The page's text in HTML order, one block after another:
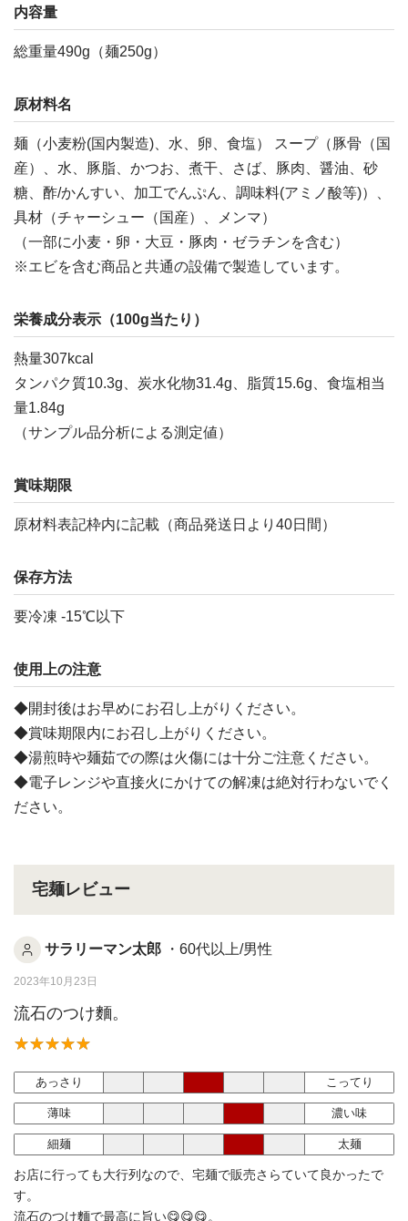
内容量
総重量490g（麺250g）
原材料名
麺（小麦粉(国内製造)、水、卵、食塩） スープ（豚骨（国
産）、水、豚脂、かつお、煮干、さば、豚肉、醤油、砂
糖、酢/かんすい、加工でんぷん、調味料(アミノ酸等)）、
具材（チャーシュー（国産）、メンマ）
（一部に小麦・卵・大豆・豚肉・ゼラチンを含む）
※エビを含む商品と共通の設備で製造しています。
栄養成分表示（100g当たり）
熱量307kcal
タンパク質10.3g、炭水化物31.4g、脂質15.6g、食塩相当
量1.84g
（サンプル品分析による測定値）
賞味期限
原材料表記枠内に記載（商品発送日より40日間）
保存方法
要冷凍 -15℃以下
使用上の注意
◆開封後はお早めにお召し上がりください。
◆賞味期限内にお召し上がりください。
◆湯煎時や麺茹での際は火傷には十分ご注意ください。
◆電子レンジや直接火にかけての解凍は絶対行わないでく
ださい。
宅麺レビュー
サラリーマン太郎 ・60代以上/男性
2023年10月23日
流石のつけ麵。
あっさり こってり
薄味 濃い味
細麺 太麺
お店に行っても大行列なので、宅麺で販売さらていて良かったで
す。
流石のつけ麵で最高に旨い😋😋😋。